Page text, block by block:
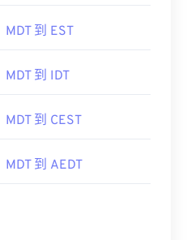
MDT 到 EST
MDT 到 IDT
MDT 到 CEST
MDT 到 AEDT